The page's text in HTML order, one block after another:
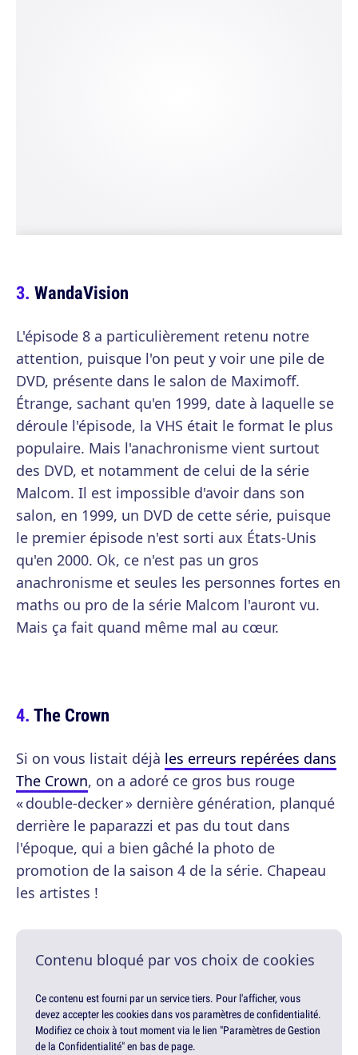
WandaVision
L'épisode 8 a particulièrement retenu notre
attention, puisque l'on peut y voir une pile de
DVD, présente dans le salon de Maximoff.
Étrange, sachant qu'en 1999, date à laquelle se
déroule l'épisode, la VHS était le format le plus
populaire. Mais l'anachronisme vient surtout
des DVD, et notamment de celui de la série
Malcom. Il est impossible d'avoir dans son
salon, en 1999, un DVD de cette série, puisque
le premier épisode n'est sorti aux États-Unis
qu'en 2000. Ok, ce n'est pas un gros
anachronisme et seules les personnes fortes en
maths ou pro de la série Malcom l'auront vu.
Mais ça fait quand même mal au cœur.
The Crown
Si on vous listait déjà les erreurs repérées dans
The Crown, on a adoré ce gros bus rouge
« double-decker » dernière génération, planqué
derrière le paparazzi et pas du tout dans
l'époque, qui a bien gâché la photo de
promotion de la saison 4 de la série. Chapeau
les artistes !
Contenu bloqué par vos choix de cookies
Ce contenu est fourni par un service tiers. Pour l'afficher, vous
devez accepter les cookies dans vos paramètres de confidentialité.
Modifiez ce choix à tout moment via le lien "Paramètres de Gestion
de la Confidentialité" en bas de page.